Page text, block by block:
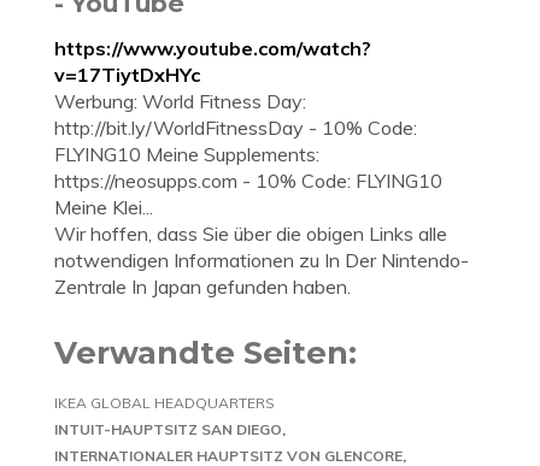
https://www.youtube.com/watch?
v=17TiytDxHYc
Werbung: World Fitness Day:
http://bit.ly/WorldFitnessDay - 10% Code:
FLYING10 Meine Supplements:
https://neosupps.com - 10% Code: FLYING10
Meine Klei...
Wir hoffen, dass Sie über die obigen Links alle
notwendigen Informationen zu In Der Nintendo-
Zentrale In Japan gefunden haben.
Verwandte Seiten:
IKEA GLOBAL HEADQUARTERS
INTUIT-HAUPTSITZ SAN DIEGO
INTERNATIONALER HAUPTSITZ VON GLENCORE